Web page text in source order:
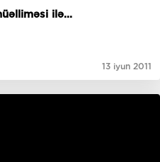
ilə...
13 iyun 2011